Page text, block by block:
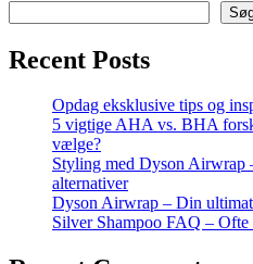
Recent Posts
Opdag eksklusive tips og
5 vigtige AHA vs. BHA
vælge?
Styling med Dyson Airwrap
alternativer
Dyson Airwrap – Din
Silver Shampoo FAQ – Ofte